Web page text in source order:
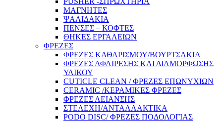
ΜΑΓΝΗΤΕΣ
ΨΑΛΙΔΑΚΙΑ
ΠΕΝΣΕΣ – ΚΟΦΤΕΣ
ΘΗΚΕΣ ΕΡΓΑΛΕΙΩΝ
ΦΡΕΖΕΣ
ΦΡΕΖΕΣ ΚΑΘΑΡΙΣΜΟΥ/ΒΟΥΡΤΣΑΚΙΑ
ΦΡΕΖΕΣ ΑΦΑΙΡΕΣΗΣ ΚΑΙ ΔΙΑΜΟΡΦΩΣΗΣ
ΥΛΙΚΟΥ
CUTICLE CLEAN / ΦΡΕΖΕΣ ΕΠΩΝΥΧΙΩΝ
CERAMIC /ΚΕΡΑΜΙΚΕΣ ΦΡΕΖΕΣ
ΦΡΕΖΕΣ ΛΕΙΑΝΣΗΣ
ΣΤΕΛΕΧΗ/ΑΝΤΑΛΛΑΚΤΙΚΑ
PODO DISC/ ΦΡΕΖΕΣ ΠΟΔΟΛΟΓΙΑΣ